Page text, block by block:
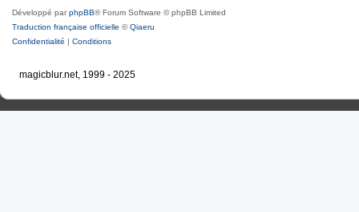
Développé parphpBB® Forum Software © phpBB Limited
Traduction française officielle ©Qiaeru
Confidentialité | Conditions
magicblur.net, 1999 - 2025